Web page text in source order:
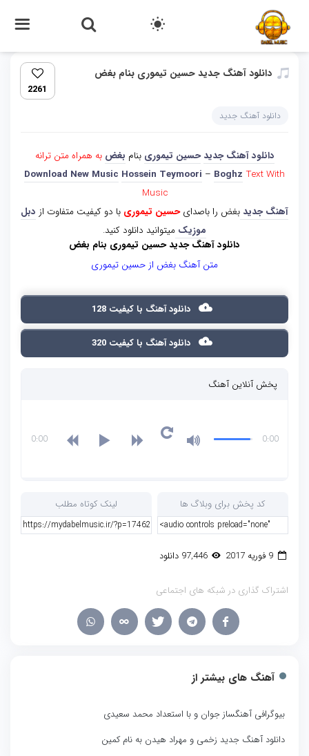
دانلود آهنگ جدید حسین تیموری بنام بغض
2261
دانلود آهنگ جدید
دانلود آهنگ جدید حسین تیموری بنام بغض به همراه متن ترانه
Download New Music Hossein Teymoori – Boghz Text With
Music
آهنگ جدید بغض را باصدایحسین تیموری با دو کیفیت متفاوت از دبل
موزیک میتوانید دانلود کنید.
دانلود آهنگ جدید حسین تیموری بنام بغض
متن آهنگ بغض از حسین تیموری
دانلود آهنگ با کیفیت 128
دانلود آهنگ با کیفیت 320
پخش آنلاین آهنگ
0:00
0:00
کد پخش برای وبلاگ ها لینک کوتاه مطلب
9 فوریه 2017 97,446 دانلود
اشتراک گذاری در شبکه های اجتماعی
آهنگ های بیشتر از
بیوگرافی آهنگساز جوان و با استعداد محمد سعیدی
دانلود آهنگ جدید زخمی و مهراد هیدن به نام کمین